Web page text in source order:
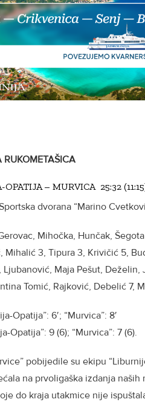
RUKOMETAŠICA
– MURVICA 25:32
dvorana “Marino
Mihočka, Hunčak,
Mihalić 3, Tipura 3, Krivičić 5,
Ljubanović, Maja Pešut, Deželin,
Tomić, Rajković, Debelić 7,
Opatija”: 6′; “Murvica”: 8′
Opatija”: 9 (6); “Murvica”: 7 (6).
pobijedile su ekipu
na prvoligaška izdanja naših
do kraja utakmice nije